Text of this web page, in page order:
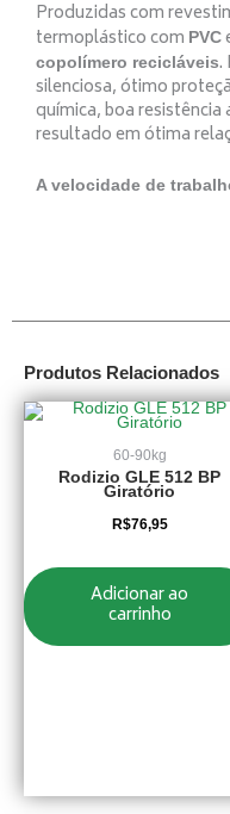
Produzidas com
termoplástico com PVC
copolímero recicláveis.
silenciosa, ótimo
química, boa
resultado em ótima
A velocidade de
Produtos Relacionados
60-90kg
Rodizio GLE 512 BP
Giratório
R$76,95
Adicionar ao
carrinho